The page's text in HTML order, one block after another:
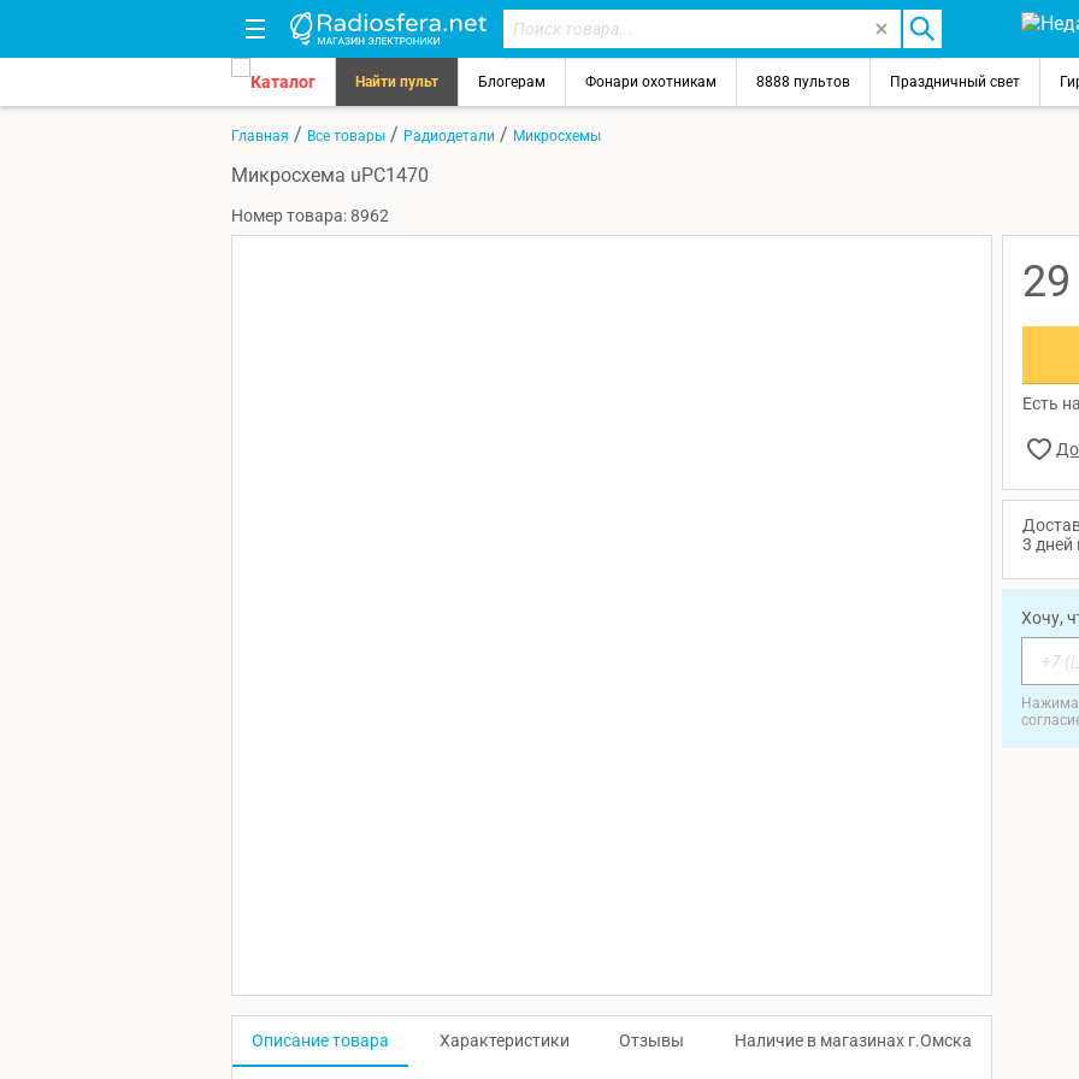
Каталог Найти пульт Блогерам Фонари охотникам 8888 пультов Праздничный свет
Главная / Все товары / Радиодетали / Микросхемы
Микросхема uPC1470
Номер товара: 8962
29
Есть
3 дней
Хочу,
Описание товара Характеристики Отзывы Наличие в магазинах г.Омска